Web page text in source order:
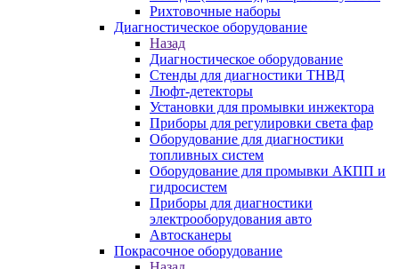
Рихтовочные наборы
Диагностическое оборудование
Назад
Диагностическое оборудование
Стенды для диагностики ТНВД
Люфт-детекторы
Установки для промывки инжектора
Приборы для регулировки света фар
Оборудование для диагностики
топливных систем
Оборудование для промывки АКПП и
гидросистем
Приборы для диагностики
электрооборудования авто
Автосканеры
Покрасочное оборудование